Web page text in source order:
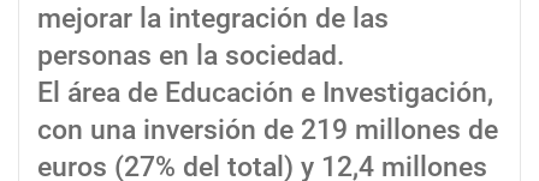
mejorar la integración de las
personas en la sociedad.
El área de Educación e Investigación,
con una inversión de 219 millones de
euros (27% del total) y 12,4 millones